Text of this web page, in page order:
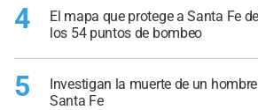
4
El mapa que protege a Santa Fe
los 54 puntos de bombeo
5
Investigan la muerte de un
Santa Fe